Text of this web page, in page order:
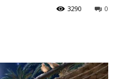
0
3290